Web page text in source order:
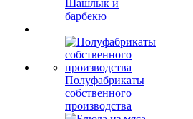
Шашлык и
барбекю
Полуфабрикаты
собственного
производства